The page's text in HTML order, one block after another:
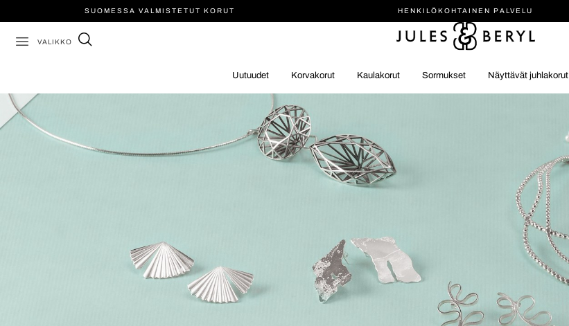
SUOMESSA VALMISTETUT KORUT HENKILÖ­KOHTAINEN PALVELU
VALIKKO
Uutuudet Korvakorut Kaulakorut Sormukset Näyttävät juhlakorut